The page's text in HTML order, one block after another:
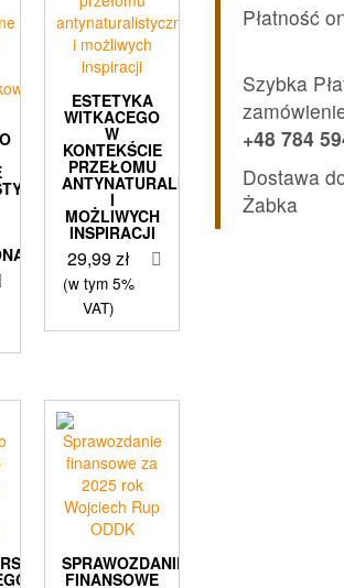
ESTETYKA
WITKACEGO
W
KONTEKŚCIE
PRZEŁOMU
ANTYNATURALISTYCZNEGO
I
MOŻLIWYCH
INSPIRACJI
29,99zł
(w tym 5%
VAT)
SPRAWOZDANIE
FINANSOWE
Płatność
Szybka
+48 784
Dostawa
Żabka